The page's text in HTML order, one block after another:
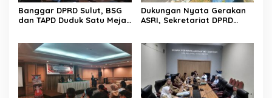
Banggar DPRD Sulut, BSG
dan TAPD Duduk Satu Meja.
Dukungan Nyata Gerakan
ASRI, Sekretariat DPRD